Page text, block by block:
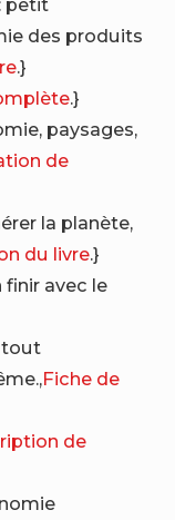
des produits
.}
.}
paysages,
de
la planète,
du livre.}
finir avec le
tout
Fiche de
de